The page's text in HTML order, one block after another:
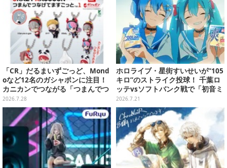
「CR」だるまいずごっど、Mond
oなど12名のガシャポンに注目！
カニカンでつながる「つまんでつ
なげてますこっと」が8月第5週よ
り発売
2026.7.28
ホロライブ・星街すいせいが“105
キロ”のストライク投球！ 千葉ロ
ッテvsソフトバンク戦で「初音ミ
ク」とファーストピッチセレモニ
ーに登場
2026.7.21